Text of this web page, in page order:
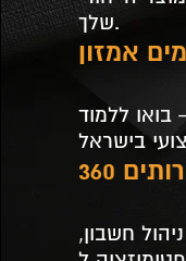
שלך.
אמזון
ללמוד
360
חשבון,